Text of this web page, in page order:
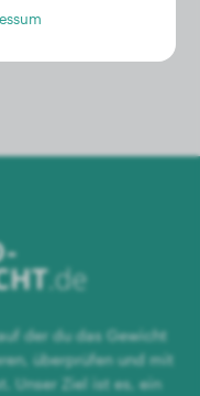
der du das Gewicht
überprüfen und mit
Unser Ziel ist es, ein